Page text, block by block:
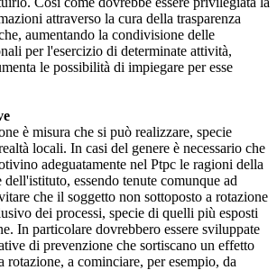
attraverso la cura della trasparenza
aumentando la condivisione delle
per l'esercizio di determinate attività,
le possibilità di impiegare per esse
è misura che si può realizzare, specie
locali. In casi del genere è necessario che
adeguatamente nel Ptpc le ragioni della
essendo tenute comunque ad
che il soggetto non sottoposto a rotazione
dei processi, specie di quelli più esposti
In particolare dovrebbero essere sviluppate
di prevenzione che sortiscano un effetto
rotazione, a cominciare, per esempio, da